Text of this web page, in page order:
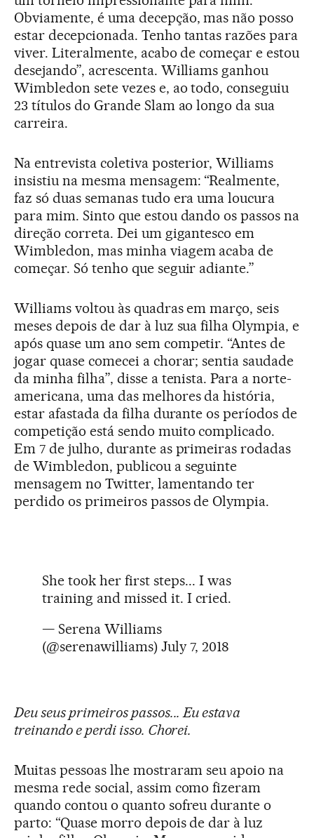
Obviamente, é uma decepção, mas não posso
estar decepcionada. Tenho tantas razões para
viver. Literalmente, acabo de começar e estou
desejando”, acrescenta. Williams ganhou
Wimbledon sete vezes e, ao todo, conseguiu
23 títulos do Grande Slam ao longo da sua
carreira.
Na entrevista coletiva posterior, Williams
insistiu na mesma mensagem: “Realmente,
faz só duas semanas tudo era uma loucura
para mim. Sinto que estou dando os passos na
direção correta. Dei um gigantesco em
Wimbledon, mas minha viagem acaba de
começar. Só tenho que seguir adiante.”
Williams voltou às quadras em março, seis
meses depois de dar à luz sua filha Olympia, e
após quase um ano sem competir. “Antes de
jogar quase comecei a chorar; sentia saudade
da minha filha”, disse a tenista. Para a norte-
americana, uma das melhores da história,
estar afastada da filha durante os períodos de
competição está sendo muito complicado.
Em 7 de julho, durante as primeiras rodadas
de Wimbledon, publicou a seguinte
mensagem no Twitter, lamentando ter
perdido os primeiros passos de Olympia.
She took her first steps... I was
training and missed it. I cried.
— Serena Williams
(@serenawilliams) July 7, 2018
Deu seus primeiros passos... Eu estava
treinando e perdi isso. Chorei.
Muitas pessoas lhe mostraram seu apoio na
mesma rede social, assim como fizeram
quando contou o quanto sofreu durante o
parto: “Quase morro depois de dar à luz